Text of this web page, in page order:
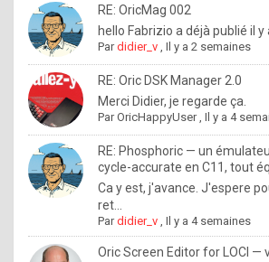
o
l
e
x
.
I
f
y
o
RE: OricMag 002
hello Fabrizio a déjà publié il y
Pardidier_v ,Il y a 2 semaines
RE: Oric DSK Manager 2.0
Merci Didier, je regarde ça.
ParOricHappyUser,Il y a 4
RE: Phosphoric — un
cycle-accurate en C11, tout
Ca y est, j'avance. J'espere
ret...
Pardidier_v ,Il y a 4 semaines
Oric Screen Editor for LOCI —